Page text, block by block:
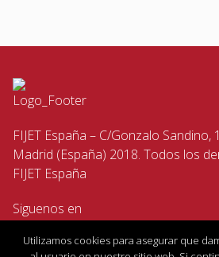
FIJET España – C/Gonzalo Sandino,
Madrid (España) 2018. Todos los
FIJET España
Siguenos en
Utilizamos cookies para asegurar que